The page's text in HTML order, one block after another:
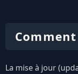
La mise à jour